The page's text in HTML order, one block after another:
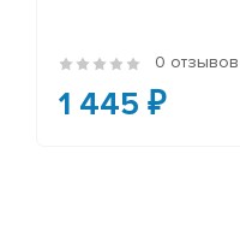
0 отзывов
1 445 ₽